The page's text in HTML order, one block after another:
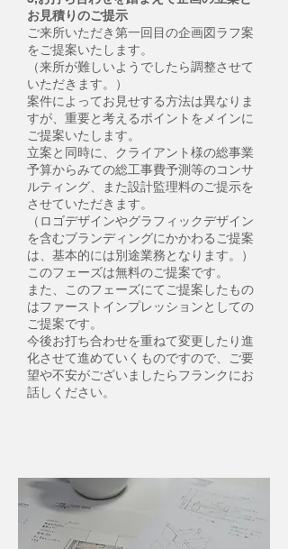
お見積りのご提示
ご来所いただき第一回目の企画図ラフ案
をご提案いたします。
（来所が難しいようでしたら調整させて
いただきます。）
案件によってお見せする方法は異なりま
すが、重要と考えるポイントをメインに
ご提案いたします。
立案と同時に、クライアント様の総事業
予算からみての総工事費予測等のコンサ
ルティング、また設計監理料のご提示を
させていただきます。
（ロゴデザインやグラフィックデザイン
を含むブランディングにかかわるご提案
は、基本的には別途業務となります。）
このフェーズは無料のご提案です。
また、このフェーズにてご提案したもの
はファーストインプレッションとしての
ご提案です。
今後お打ち合わせを重ねて変更したり進
化させて進めていくものですので、ご要
望や不安がございましたらフランクにお
話しください。